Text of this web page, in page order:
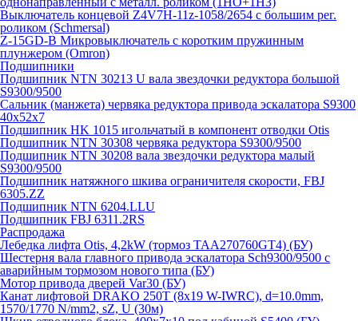
Выключатель концевой Z4V7H-11z-1058/2654 с большим рег.
роликом (Schmersal)
Z-15GD-B Микровыключатель с коротким пружинным
плунжером (Omron)
Подшипники
Подшипник NTN 30213 U вала звездочки редуктора большой
S9300/9500
Сальник (манжета) червяка редуктора привода эскалатора S9300
40х52х7
Подшипник HK 1015 игольчатый в компонент отводки Otis
Подшипник NTN 30308 червяка редуктора S9300/9500
Подшипник NTN 30208 вала звездочки редуктора малый
S9300/9500
Подшипник натяжного шкива ограничителя скорости, FBJ
6305.ZZ
Подшипник NTN 6204.LLU
Подшипник FBJ 6311.2RS
Распродажа
Лебедка лифта Otis, 4,2kW (тормоз TAA270760GT4) (БУ)
Шестерня вала главного привода эскалатора Sch9300/9500 с
аварийным тормозом нового типа (БУ)
Мотор привода дверей Var30 (БУ)
Канат лифтовой DRAKO 250T (8x19 W-IWRC), d=10.0mm,
1570/1770 N/mm2, sZ, U (30м)